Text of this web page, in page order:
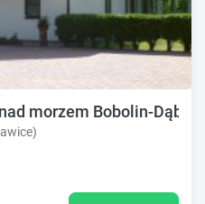
morzem Bobolin-Dąbki